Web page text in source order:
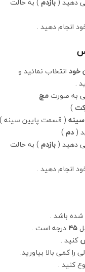
انجام دهید .
خود انتخاب نمائید و
.
به صورتمچ
)
سینه ( قسمت پایین سینه )
(دم)
دهید (بازدم) به حالت
انجام دهید .
باشد .
۴۵ درجه است .
کنید .
کمی بالا بیاورید.
کنید .